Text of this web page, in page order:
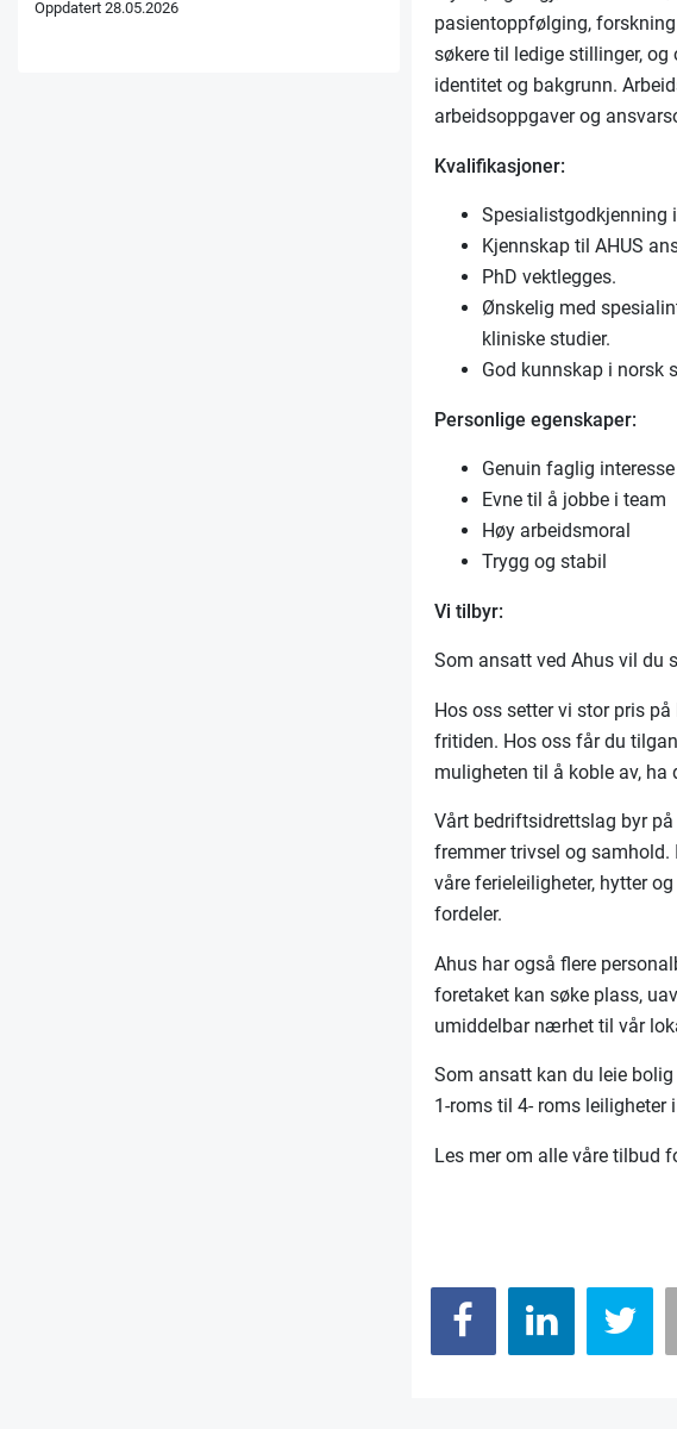
Oppdatert 28.05.2026
pasientoppfølging,
søkere til ledige stillinger,
identitet og bakgrunn.
arbeidsoppgaver og
Kvalifikasjoner:
Spesialistgodkjenning
Kjennskap til AHUS
PhD vektlegges.
Ønskelig med
kliniske studier.
God kunnskap i norsk
Personlige egenskaper:
Genuin faglig interesse
Evne til å jobbe i team
Høy arbeidsmoral
Trygg og stabil
Vi tilbyr:
Som ansatt ved Ahus vil du
Hos oss setter vi stor pris
fritiden. Hos oss får du
muligheten til å koble av, ha
Vårt bedriftsidrettslag byr
fremmer trivsel og samhold.
våre ferieleiligheter, hytter
fordeler.
Ahus har også flere
foretaket kan søke plass,
umiddelbar nærhet til vår
Som ansatt kan du leie
1-roms til 4- roms leiligheter
Les mer om alle våre tilbud